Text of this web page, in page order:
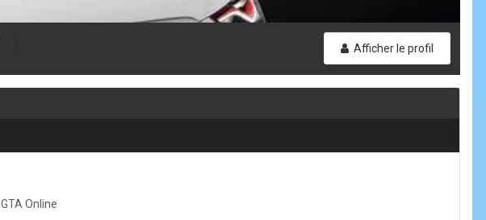
Afficher le profil
GTA Online